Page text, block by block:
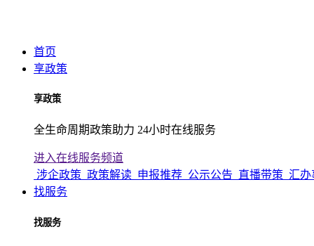
首页
享政策
享政策
全生命周期政策助力 24小时在线服务
进入在线服务频道
涉企政策 政策解读 申报推荐 公示公告 直播带策 汇办
找服务
找服务